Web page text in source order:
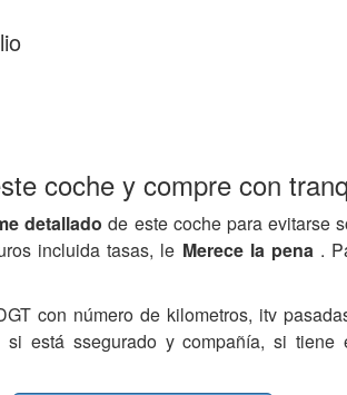
coche y compre con
detalladode este coche para evitarse
incluida tasas, le Merece la pena .
con número de kilometros, itv
si está ssegurado y compañía, si tiene